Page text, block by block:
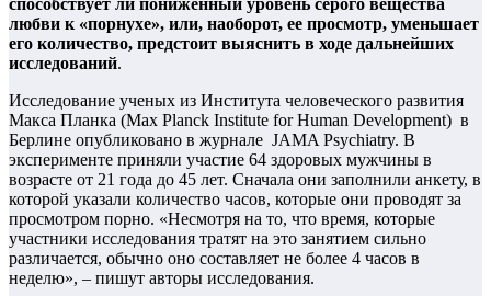
способствует ли пониженный уровень серого вещества
любви к «порнухе», или, наоборот, ее просмотр, уменьшает
его количество, предстоит выяснить в ходе дальнейших
исследований.
Исследование ученых из Института человеческого развития
Макса Планка (Max Planck Institute for Human Development) в
Берлине опубликовано в журнале JAMA Psychiatry. В
эксперименте приняли участие 64 здоровых мужчины в
возрасте от 21 года до 45 лет. Сначала они заполнили анкету, в
которой указали количество часов, которые они проводят за
просмотром порно. «Несмотря на то, что время, которые
участники исследования тратят на это занятием сильно
различается, обычно оно составляет не более 4 часов в
неделю», – пишут авторы исследования.